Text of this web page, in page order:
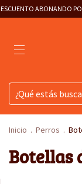
ABONANDO
Inicio . Perros .
Botellas